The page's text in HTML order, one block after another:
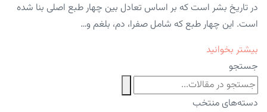
در تاریخ بشر است که بر اساس تعادل بین چهار طبع اصلی بنا شده
است. این چهار طبع که شامل صفرا، دم، بلغم و…
بیشتر بخوانید
جستجو
دسته‌های منتخب